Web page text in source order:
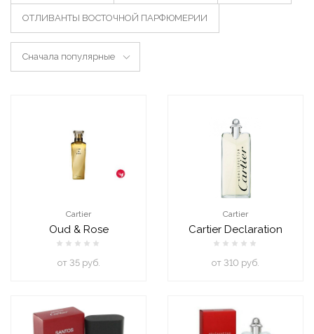
ОТЛИВАНТЫ ВОСТОЧНОЙ ПАРФЮМЕРИИ
Сначала популярные
Cartier
Oud & Rose
oт 35 руб.
Cartier
Cartier Declaration
oт 310 руб.